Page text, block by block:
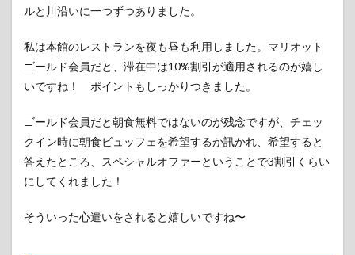
ルと川沿いに一つずつありました。
私は本館のレストランを夜も昼も利用しました。マリオット
ゴールド会員だと、滞在中は10%割引が適用されるのが嬉し
いですね！ ポイントもしっかりつきました。
ゴールド会員だと朝食無料ではないのが残念ですが、チェッ
クイン時に朝食ビュッフェを希望するか訊かれ、希望すると
答えたところ、スペシャルオファーということで3割引くらい
にしてくれました！
そういった心遣いをされると嬉しいですね〜